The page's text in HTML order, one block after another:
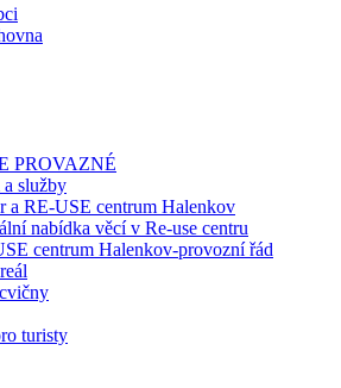
PROVAZNÉ
a služby
a RE-USE centrum Halenkov
nabídka věcí v Re-use centru
centrum Halenkov-provozní řád
turisty